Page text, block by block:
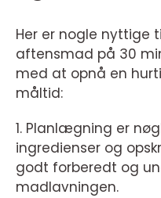
Her er nogle nyttige
aftensmad på 30
med at opnå en
måltid:
1. Planlægning er
ingredienser og
godt forberedt og
madlavningen.